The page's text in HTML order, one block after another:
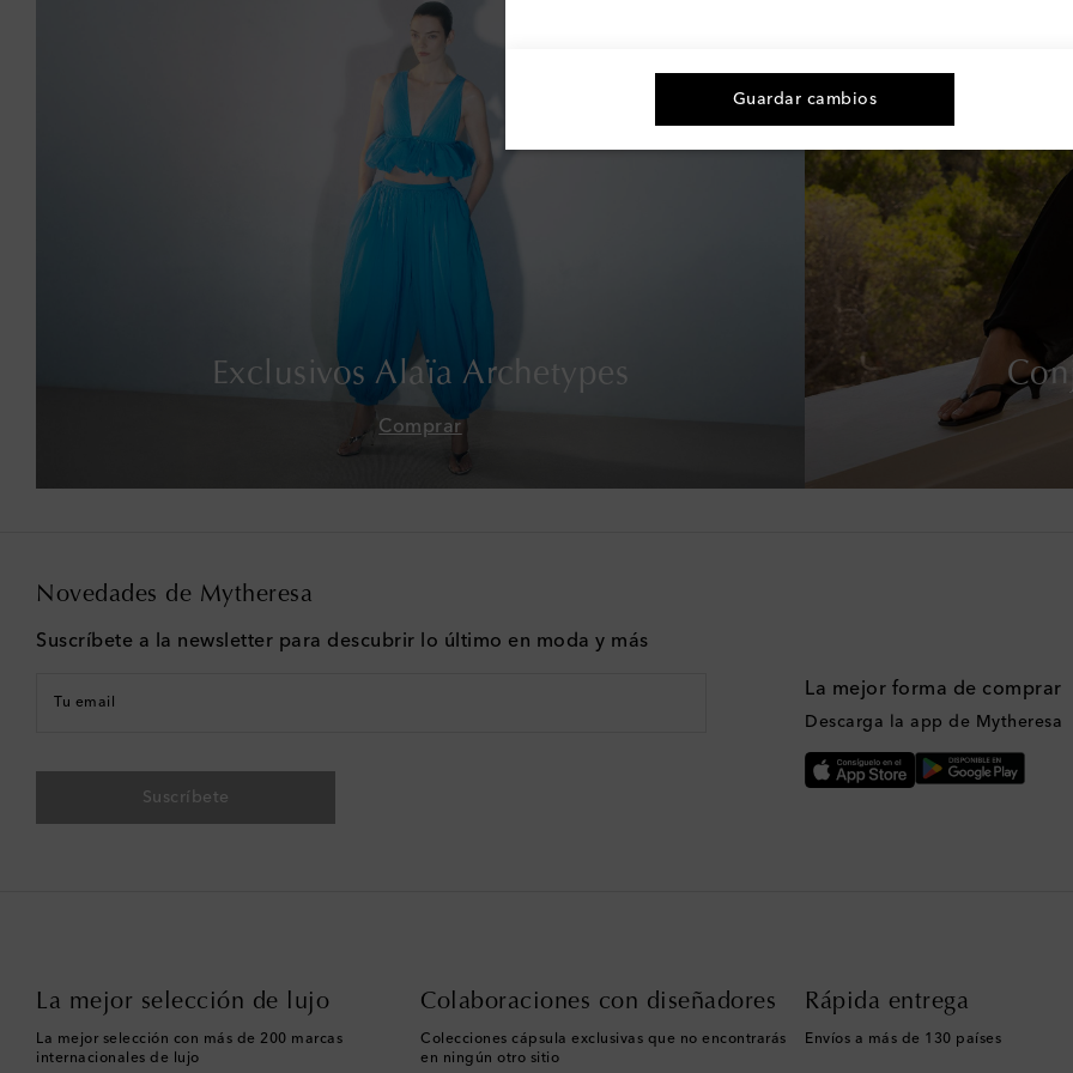
Exclusivos Alaïa Archetypes
Comprar
Novedades de Mytheresa
Suscríbete a la newsletter para descubrir lo último en moda y más
Tu email
Suscríbete
La mejor forma de comprar
Descarga la app de Mytheresa
La mejor selección de lujo
La mejor selección con más de 200 marcas
internacionales de lujo
Colaboraciones con diseñadores
Colecciones cápsula exclusivas que no encontrarás
en ningún otro sitio
Rápida entrega
Envíos a más de 130 países
Guardar cambios